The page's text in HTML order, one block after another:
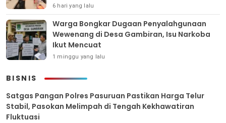
6 hari yang lalu
Warga Bongkar Dugaan Penyalahgunaan
Wewenang di Desa Gambiran, Isu Narkoba
Ikut Mencuat
1 minggu yang lalu
BISNIS
Satgas Pangan Polres Pasuruan Pastikan Harga Telur
Stabil, Pasokan Melimpah di Tengah Kekhawatiran
Fluktuasi